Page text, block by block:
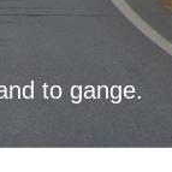
to gange.